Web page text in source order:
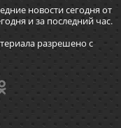
новости сегодня от
и за последний час.
разрешено с